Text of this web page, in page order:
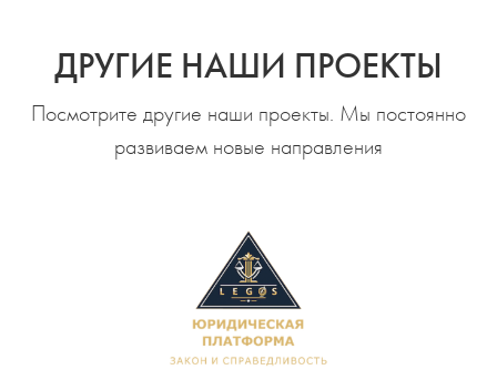
ДРУГИЕ НАШИ ПРОЕКТЫ
Посмотрите другие наши проекты. Мы постоянно
развиваем новые направления